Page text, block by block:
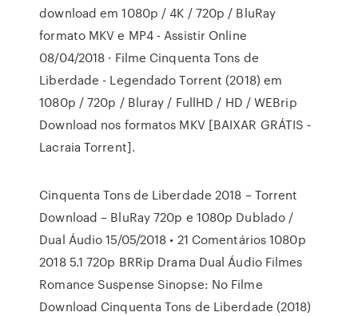
download em 1080p / 4K / 720p / BluRay
formato MKV e MP4 - Assistir Online
08/04/2018 · Filme Cinquenta Tons de
Liberdade - Legendado Torrent (2018) em
1080p / 720p / Bluray / FullHD / HD / WEBrip
Download nos formatos MKV [BAIXAR GRÁTIS -
Lacraia Torrent].
Cinquenta Tons de Liberdade 2018 – Torrent
Download – BluRay 720p e 1080p Dublado /
Dual Áudio 15/05/2018 • 21 Comentários 1080p
2018 5.1 720p BRRip Drama Dual Áudio Filmes
Romance Suspense Sinopse: No Filme
Download Cinquenta Tons de Liberdade (2018)